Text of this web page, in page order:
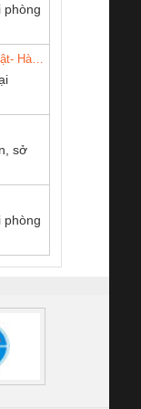
sát dòng
16I+
nhôm chống
Đà Nẵng
Miền
phòng
sở
phòng